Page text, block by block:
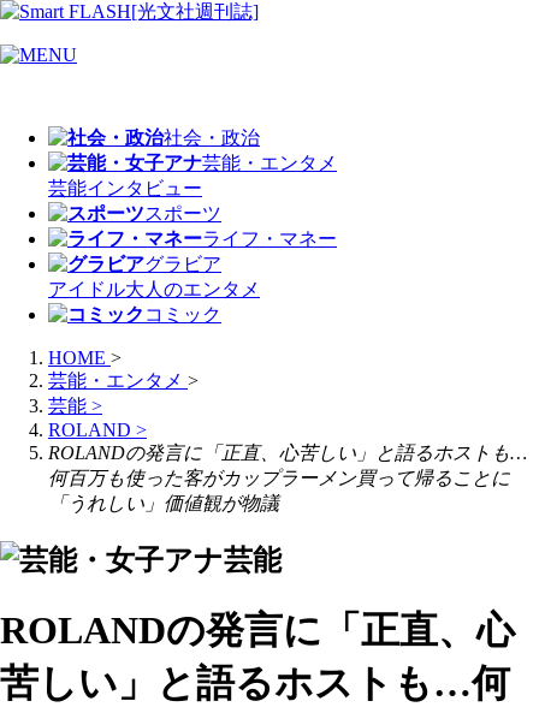
社会・政治
芸能・エンタメ
芸能インタビュー
スポーツ
ライフ・マネー
グラビア
アイドル大人のエンタメ
コミック
HOME >
芸能・エンタメ >
芸能 >
ROLAND >
ROLANDの発言に「正直、心苦しい」と語るホストも…
何百万も使った客がカップラーメン買って帰ることに
「うれしい」価値観が物議
芸能
ROLANDの発言に「正直、心
苦しい」と語るホストも…何